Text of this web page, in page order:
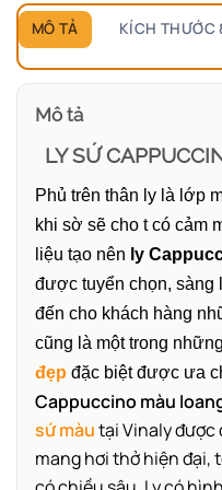
MÔ TẢ KÍCH THƯỚC
Mô tả
LY SỨ
Phủ trên thân ly là lớp
khi sờ sẽ cho t có cảm
liệu tạo nên ly
được tuyển chọn, sàng
đến cho khách hàng
cũng là một trong
đẹp đặc biệt được ưa
Cappuccino màu
sứ màutại Vinaly được
mang hơi thở hiện đại,